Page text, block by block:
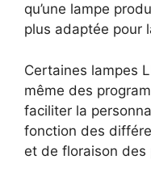
qu’une lampe
plus adaptée pour
Certaines lampes
même des
faciliter la
fonction des
et de floraison des